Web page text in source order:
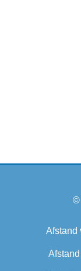
©
Afstand